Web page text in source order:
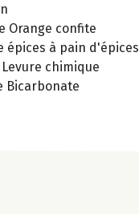
Orange confite
épices à pain d'épices
chimique
Bicarbonate